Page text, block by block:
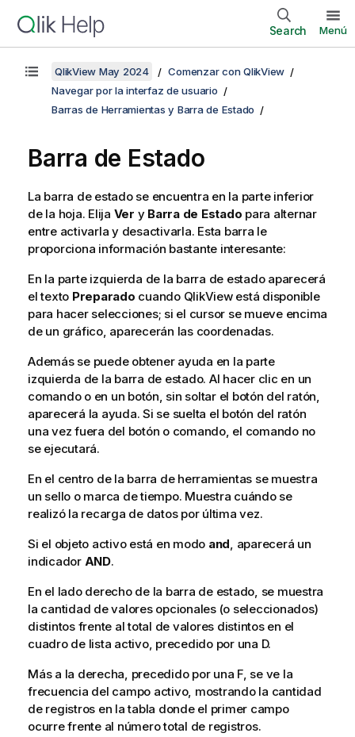
Search Menú
QlikView May 2024
Comenzar con QlikView
Navegar por la interfaz de usuario
Barras de Herramientas y Barra de Estado
Barra de Estado
La barra de estado se encuentra en la parte inferior
de la hoja. Elija Ver y Barra de Estado para alternar
entre activarla y desactivarla. Esta barra le
proporciona información bastante interesante:
En la parte izquierda de la barra de estado aparecerá
el texto Preparado cuando QlikView está disponible
para hacer selecciones; si el cursor se mueve encima
de un gráfico, aparecerán las coordenadas.
Además se puede obtener ayuda en la parte
izquierda de la barra de estado. Al hacer clic en un
comando o en un botón, sin soltar el botón del ratón,
aparecerá la ayuda. Si se suelta el botón del ratón
una vez fuera del botón o comando, el comando no
se ejecutará.
En el centro de la barra de herramientas se muestra
un sello o marca de tiempo. Muestra cuándo se
realizó la recarga de datos por última vez.
Si el objeto activo está en modo and, aparecerá un
indicador AND.
En el lado derecho de la barra de estado, se muestra
la cantidad de valores opcionales (o seleccionados)
distintos frente al total de valores distintos en el
cuadro de lista activo, precedido por una D.
Más a la derecha, precedido por una F, se ve la
frecuencia del campo activo, mostrando la cantidad
de registros en la tabla donde el primer campo
ocurre frente al número total de registros.